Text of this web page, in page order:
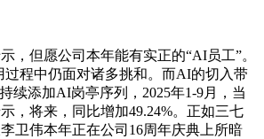
但愿公司本年能有实正的“AI员工”。
过程中仍面对诸多挑和。而AI的切入带
续添加AI岗亭序列，2025年1-9月，当
，将来，同比增加49.24%。正如三七
卫伟本年正在公司16周年庆典上所暗